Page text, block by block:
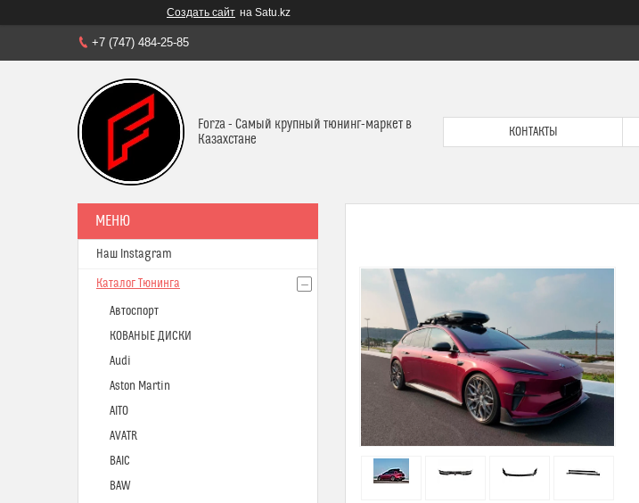
Создать сайт на Satu.kz
+7 (747) 484-25-85
Forza - Самый крупный тюнинг-маркет в
Казахстане
КОНТАКТЫ
Наш Instagram
Каталог Тюнинга
Автоспорт
КОВАНЫЕ ДИСКИ
Audi
Aston Martin
AITO
AVATR
BAIC
BAW